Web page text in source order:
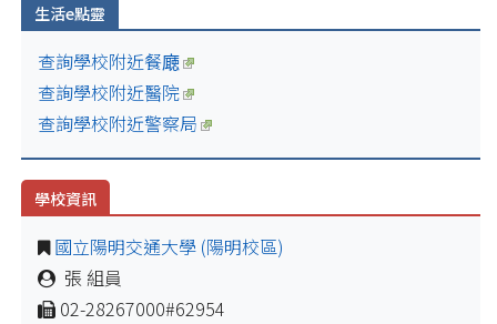
生活e點靈
查詢學校附近餐廰
查詢學校附近醫院
查詢學校附近警察局
學校資訊
國立陽明交通大學 (陽明校區)
張 組員
02-28267000#62954